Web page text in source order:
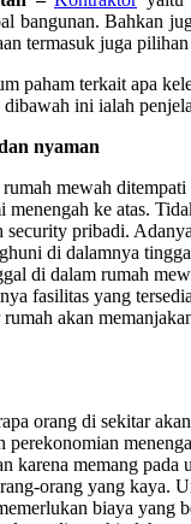
bangunan. Bahkan
termasuk juga
paham terkait apa
ini ialah
nyaman
mewah
menengah ke atas.
security pribadi.
di dalamnya
di dalam rumah
fasilitas yang
akan
orang di sekitar
perekonomian
karena memang pada
orang yang kaya.
biaya yang